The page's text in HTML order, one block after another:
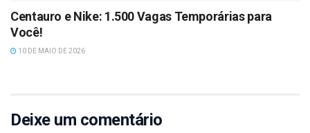
Centauro e Nike: 1.500 Vagas Temporárias para
Você!
10 DE MAIO DE 2026
Deixe um comentário